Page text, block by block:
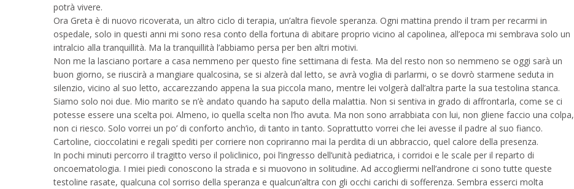
potrà vivere.
Ora Greta è di nuovo ricoverata, un altro ciclo di terapia, un’altra fievole speranza. Ogni mattina prendo il tram per recarmi in
ospedale, solo in questi anni mi sono resa conto della fortuna di abitare proprio vicino al capolinea, all’epoca mi sembrava solo un
intralcio alla tranquillità. Ma la tranquillità l’abbiamo persa per ben altri motivi.
Non me la lasciano portare a casa nemmeno per questo fine settimana di festa. Ma del resto non so nemmeno se oggi sarà un
buon giorno, se riuscirà a mangiare qualcosina, se si alzerà dal letto, se avrà voglia di parlarmi, o se dovrò starmene seduta in
silenzio, vicino al suo letto, accarezzando appena la sua piccola mano, mentre lei volgerà dall’altra parte la sua testolina stanca.
Siamo solo noi due. Mio marito se n’è andato quando ha saputo della malattia. Non si sentiva in grado di affrontarla, come se ci
potesse essere una scelta poi. Almeno, io quella scelta non l’ho avuta. Ma non sono arrabbiata con lui, non gliene faccio una colpa,
non ci riesco. Solo vorrei un po’ di conforto anch’io, di tanto in tanto. Soprattutto vorrei che lei avesse il padre al suo fianco.
Cartoline, cioccolatini e regali spediti per corriere non copriranno mai la perdita di un abbraccio, quel calore della presenza.
In pochi minuti percorro il tragitto verso il policlinico, poi l’ingresso dell’unità pediatrica, i corridoi e le scale per il reparto di
oncoematologia. I miei piedi conoscono la strada e si muovono in solitudine. Ad accogliermi nell’androne ci sono tutte queste
testoline rasate, qualcuna col sorriso della speranza e qualcun’altra con gli occhi carichi di sofferenza. Sembra esserci molta